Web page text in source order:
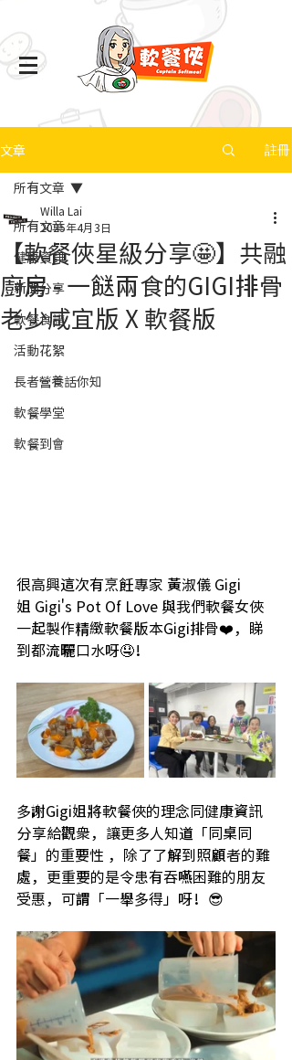
文章 註冊
所有文章
健康資訊
新聞分享
軟餐食譜
活動花絮
長者營養話你知
軟餐學堂
軟餐到會
所有文章
【軟餐俠星級分享🤩】共融
廚房 - 一餸兩食的GIGI排骨
老少咸宜版 X 軟餐版
Willa Lai
2025年4月3日
很高興這次有烹飪專家 黃淑儀 Gigi
姐 Gigi's Pot Of Love 與我們軟餐女俠
一起製作精緻軟餐版本Gigi排骨❤️，睇
到都流曬口水呀🤤！
多謝Gigi姐將軟餐俠的理念同健康資訊
分享給觀衆，讓更多人知道「同桌同
餐」的重要性 ，除了了解到照顧者的難
處，更重要的是令患有吞嚥困難的朋友
受惠，可謂「一舉多得」呀！😎